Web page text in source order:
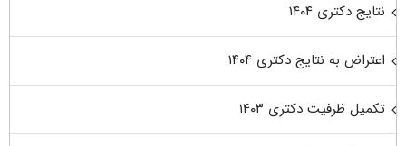
نتایج دکتری ۱۴۰۴
اعتراض به نتایج دکتری ۱۴۰۴
تکمیل ظرفیت دکتری ۱۴۰۳